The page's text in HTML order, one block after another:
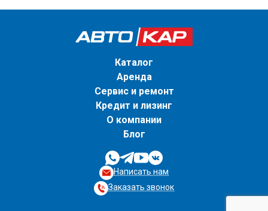
Каталог
Аренда
Сервис и ремонт
Кредит и лизинг
О компании
Блог
Написать нам
Заказать звонок